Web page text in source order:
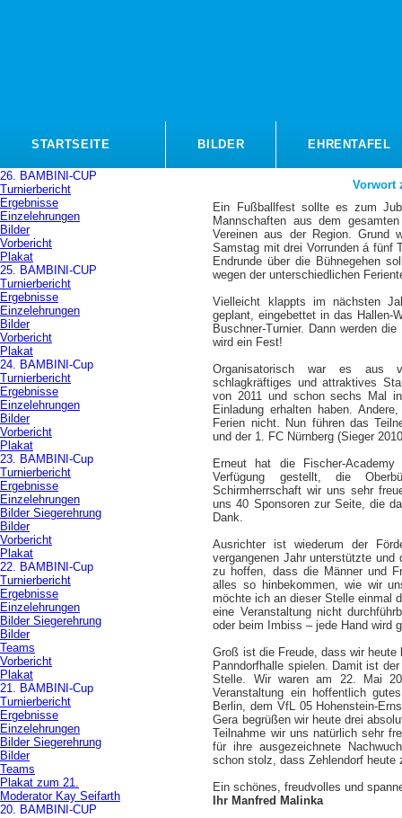
STARTSEITE BILDER EHRENTAFEL
26. BAMBINI-CUP
Turnierbericht
Ergebnisse
Einzelehrungen
Bilder
Vorbericht
Plakat
25. BAMBINI-CUP
Turnierbericht
Ergebnisse
Einzelehrungen
Bilder
Vorbericht
Plakat
24. BAMBINI-Cup
Turnierbericht
Ergebnisse
Einzelehrungen
Bilder
Vorbericht
Plakat
23. BAMBINI-Cup
Turnierbericht
Ergebnisse
Einzelehrungen
Bilder Siegerehrung
Bilder
Vorbericht
Plakat
22. BAMBINI-Cup
Turnierbericht
Ergebnisse
Einzelehrungen
Bilder Siegerehrung
Bilder
Teams
Vorbericht
Plakat
21. BAMBINI-Cup
Turnierbericht
Ergebnisse
Einzelehrungen
Bilder Siegerehrung
Bilder
Teams
Plakat zum 21.
Moderator Kay Seifarth
20. BAMBINI-CUP
Vorwort
Ein Fußballfest sollte es zum
Mannschaften aus dem
Vereinen aus der Region. Grund
Samstag mit drei Vorrunden á fünf
Endrunde über die Bühnegehen
wegen der unterschiedlichen
Vielleicht klappts im nächsten
geplant, eingebettet in das Hallen-
Buschner-Turnier. Dann werden
wird ein Fest!
Organisatorisch war es aus
schlagkräftiges und attraktives
von 2011 und schon sechs Mal
Einladung erhalten haben.
Ferien nicht. Nun führen das
und der 1. FC Nürnberg (Sieger
Erneut hat die Fischer-
Verfügung gestellt, die
Schirmherrschaft wir uns sehr
uns 40 Sponsoren zur Seite, die
Dank.
Ausrichter ist wiederum der
vergangenen Jahr unterstützte
zu hoffen, dass die Männer und
alles so hinbekommen, wie wir
möchte ich an dieser Stelle einmal
eine Veranstaltung nicht
oder beim Imbiss – jede Hand wird
Groß ist die Freude, dass wir
Panndorfhalle spielen. Damit ist
Stelle. Wir waren am 22. Mai
Veranstaltung ein hoffentlich
Berlin, dem VfL 05 Hohenstein-
Gera begrüßen wir heute drei
Teilnahme wir uns natürlich sehr
für ihre ausgezeichnete
schon stolz, dass Zehlendorf heute
Ein schönes, freudvolles und
Ihr Manfred Malinka